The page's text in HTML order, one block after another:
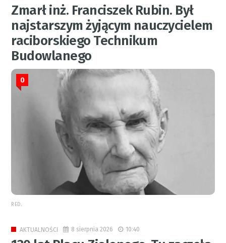
Zmarł inż. Franciszek Rubin. Był
najstarszym żyjącym nauczycielem
raciborskiego Technikum
Budowlanego
0
RED.
AKTUALNOŚCI 8 sierpnia 2026 10:40